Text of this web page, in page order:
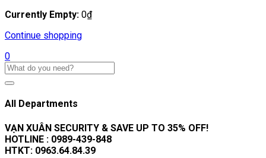
Currently Empty: 0₫
Continue shopping
0
All Departments
VẠN XUÂN SECURITY & SAVE UP TO 35% OFF!
HOTLINE : 0989-439-848
HTKT: 0963.64.84.39